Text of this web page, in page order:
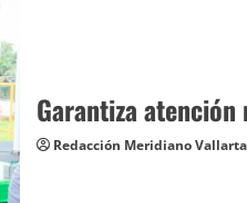
Garantiza
Redacción Meridiano